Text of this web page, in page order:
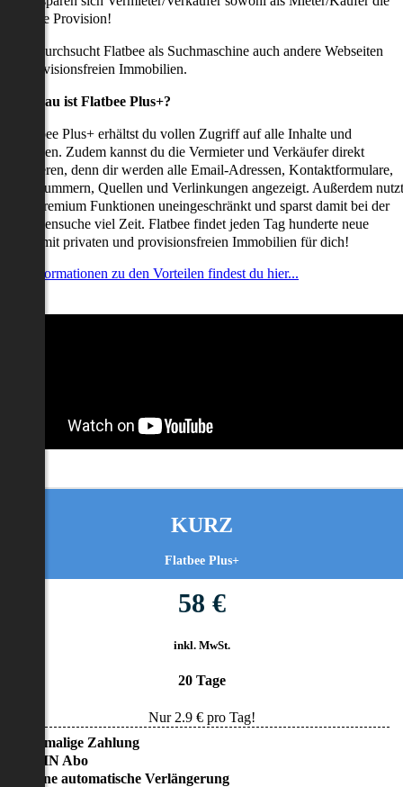
Provision!
durchsucht Flatbee als Suchmaschine auch andere Webseiten
provisionsfreien Immobilien.
genau ist Flatbee Plus+?
Flatbee Plus+ erhältst du vollen Zugriff auf alle Inhalte und
Zudem kannst du die Vermieter und Verkäufer direkt
denn dir werden alle Email-Adressen, Kontaktformulare,
Quellen und Verlinkungen angezeigt. Außerdem nutzt
alle Premium Funktionen uneingeschränkt und sparst damit bei der
viel Zeit. Flatbee findet jeden Tag hunderte neue
mit privaten und provisionsfreien Immobilien für dich!
Informationen zu den Vorteilen findest du hier...
KURZ
Flatbee Plus+
58 €
inkl. MwSt.
20 Tage
Nur 2.9€ pro Tag!
• Einmalige Zahlung
• KEIN Abo
• Keine automatische Verlängerung